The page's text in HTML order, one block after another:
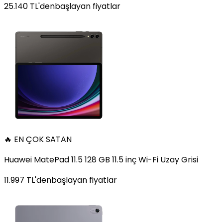
25.140 TL'denbaşlayan fiyatlar
🔥 EN ÇOK SATAN
Huawei MatePad 11.5 128 GB 11.5 inç Wi-Fi Uzay Grisi
11.997 TL'denbaşlayan fiyatlar